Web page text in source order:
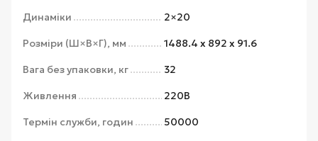
Динаміки 2×20
Розміри (Ш×В×Г), мм 1488.4 x 892 x 91.6
Вага без упаковки, кг 32
Живлення 220В
Термін служби, годин 50000